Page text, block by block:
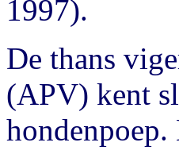
1997).
De thans
(APV) kent